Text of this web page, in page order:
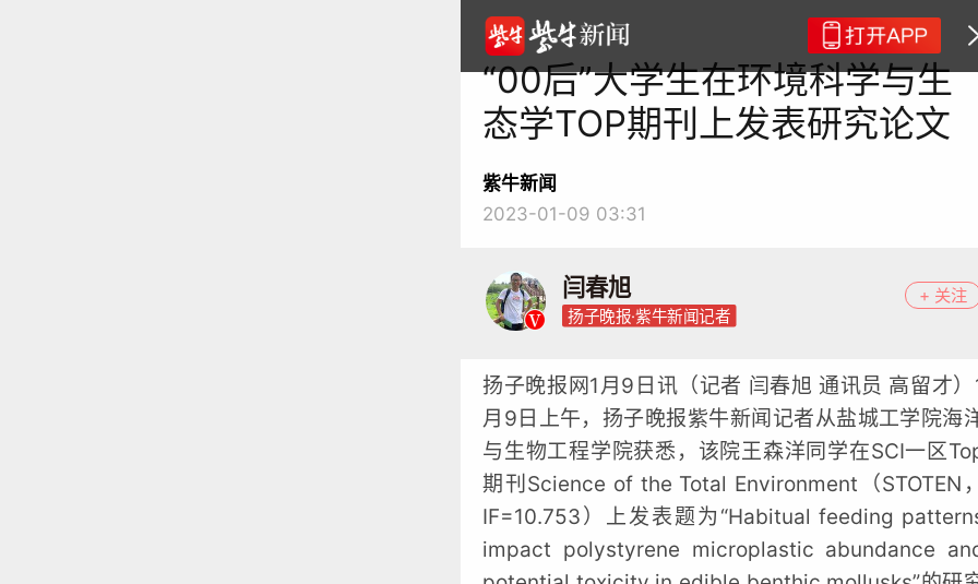
“00后”大学生在环境科学与生
态学TOP期刊上发表研究论文
紫牛新闻
2023-01-09 03:31
闫春旭
扬子晚报·紫牛新闻记者
+ 关注
扬子晚报网1月9日讯（记者 闫春旭 通讯员 高留才）
月9日上午，扬子晚报紫牛新闻记者从盐城工学院海
与生物工程学院获悉，该院王森洋同学在SCI一区
期刊Science of the Total Environment（STOTEN
IF=10.753）上发表题为“Habitual feeding
impact polystyrene microplastic abundance